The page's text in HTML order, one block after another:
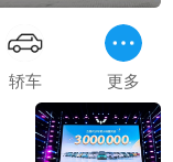
轿车 更多